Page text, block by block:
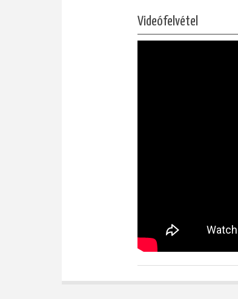
Videófelvétel